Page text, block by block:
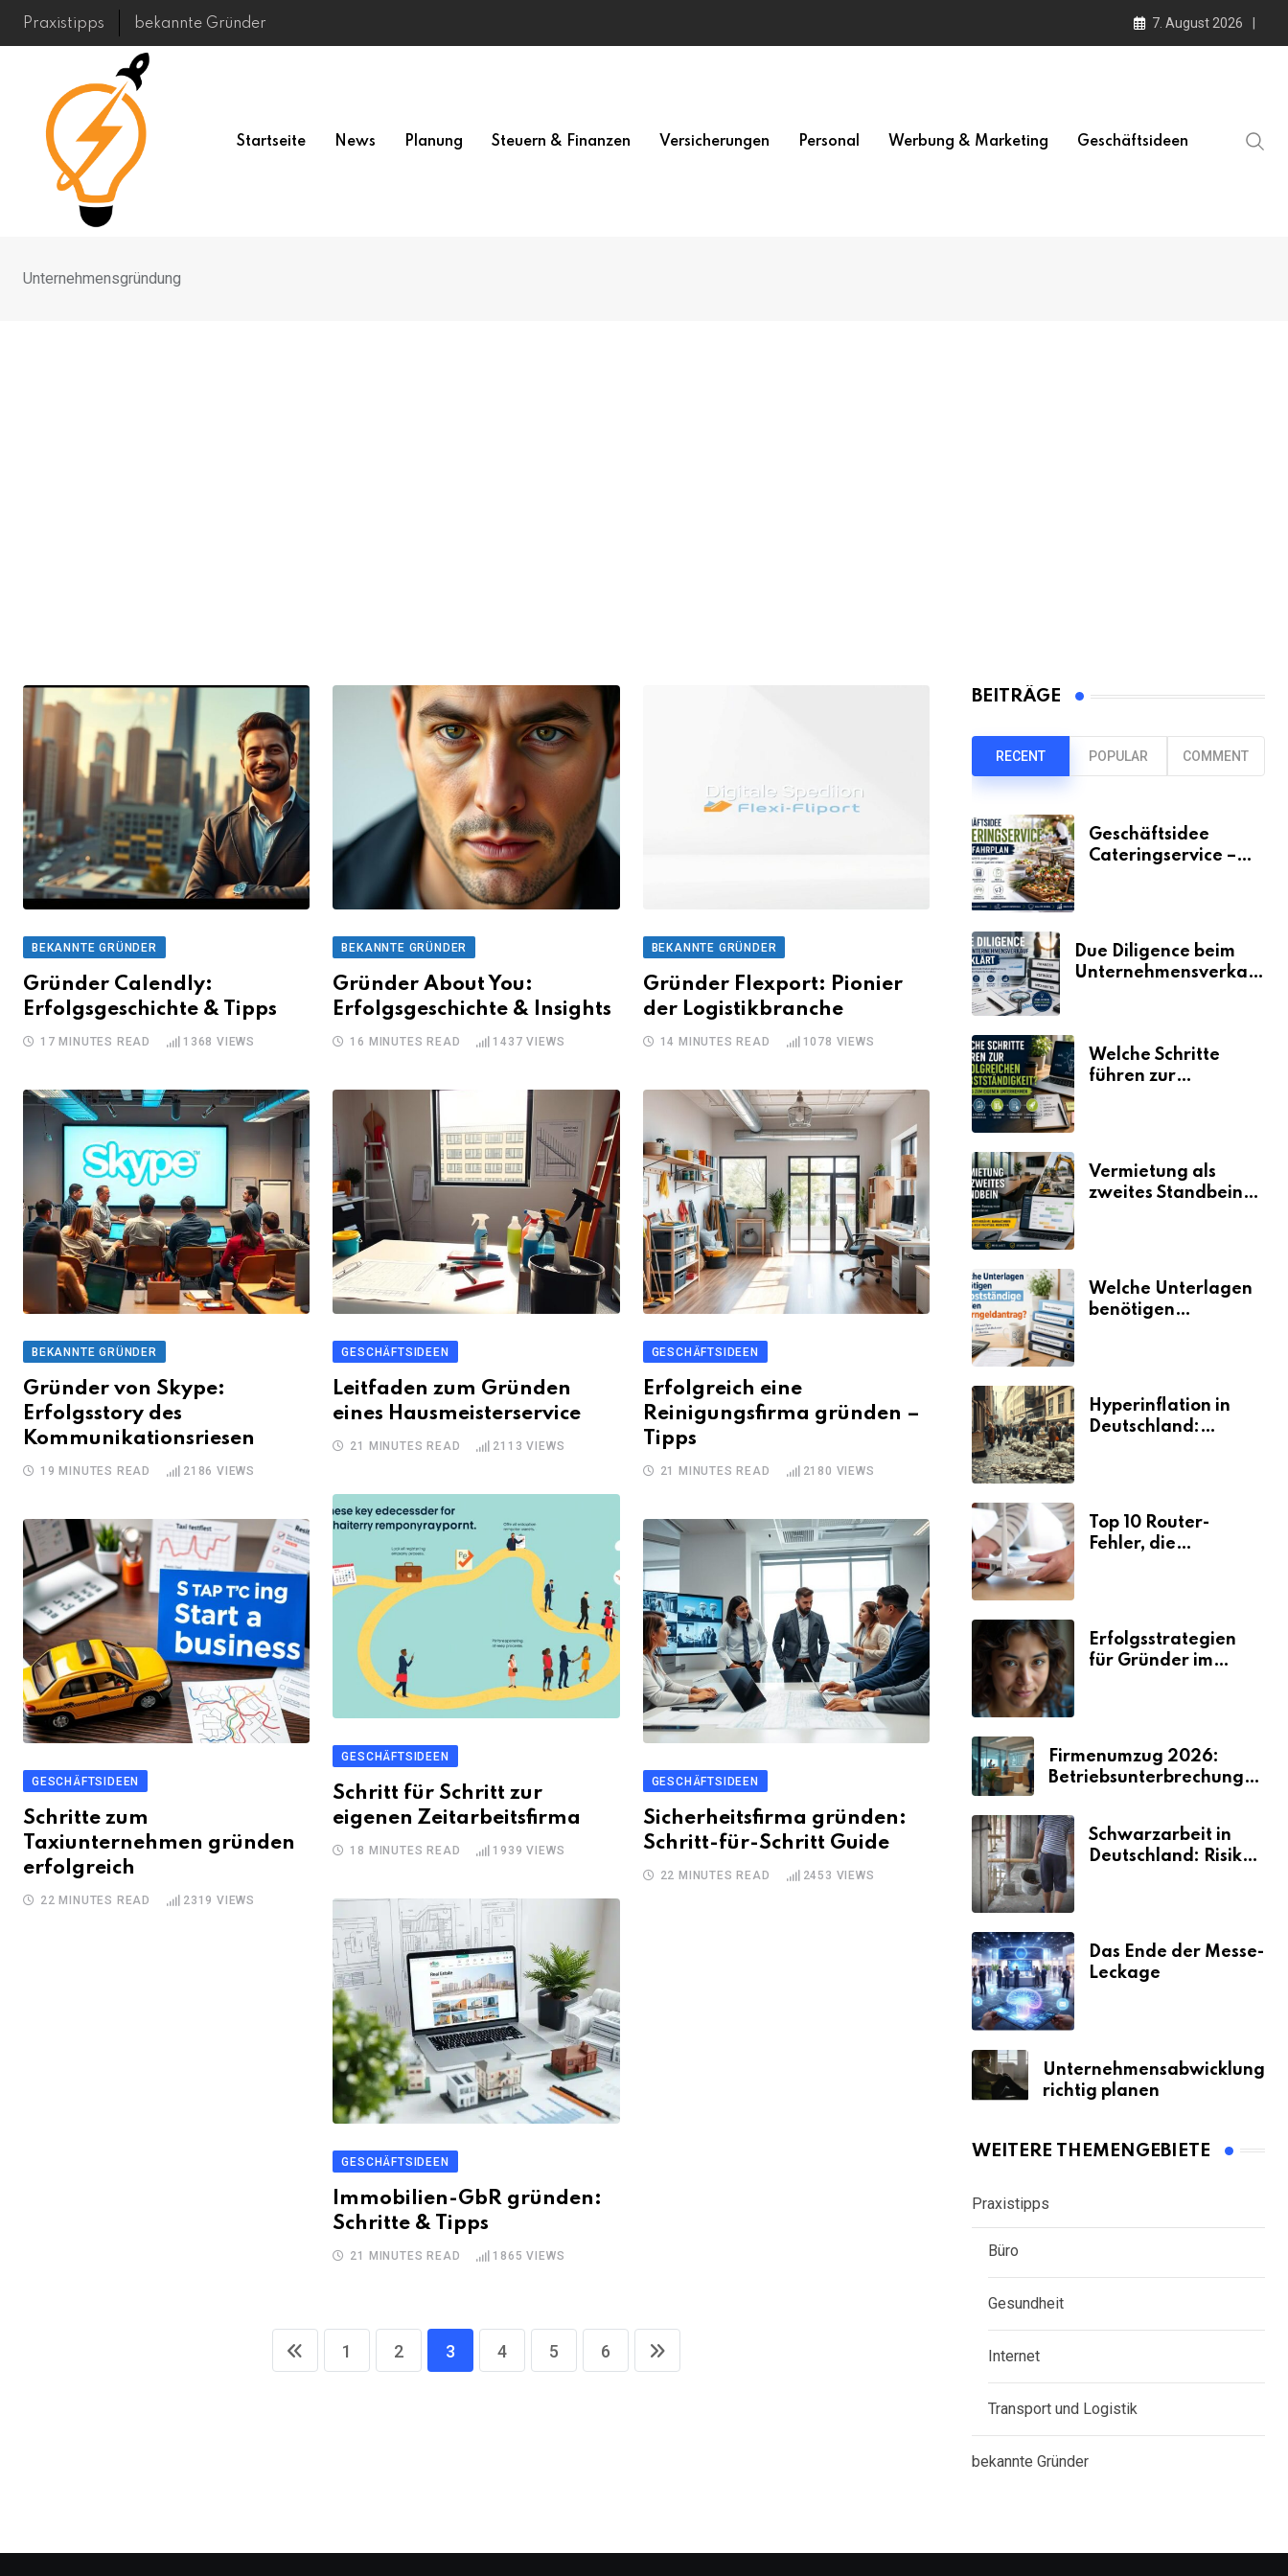
Skip
Praxistipps bekannte Gründer 7. August 2026
Startseite News Planung Steuern & Finanzen Versicherungen Personal Werbung & Marketing Geschäftsideen
Unternehmensgründung
BEKANNTE GRÜNDER
Gründer Calendly:
Erfolgsgeschichte & Tipps
17 MINUTES READ 1368 VIEWS
BEKANNTE GRÜNDER
Gründer About You:
Erfolgsgeschichte & Insights
16 MINUTES READ 1437 VIEWS
BEKANNTE GRÜNDER
Gründer Flexport: Pionier
der Logistikbranche
14 MINUTES READ 1078 VIEWS
BEKANNTE GRÜNDER
Gründer von Skype:
Erfolgsstory des
Kommunikationsriesen
19 MINUTES READ 2186 VIEWS
GESCHÄFTSIDEEN
Leitfaden zum Gründen
eines Hausmeisterservice
21 MINUTES READ 2113 VIEWS
GESCHÄFTSIDEEN
Erfolgreich eine
Reinigungsfirma gründen –
Tipps
21 MINUTES READ 2180 VIEWS
GESCHÄFTSIDEEN
Schritt für Schritt zur
eigenen Zeitarbeitsfirma
18 MINUTES READ 1939 VIEWS
GESCHÄFTSIDEEN
Schritte zum
Taxiunternehmen gründen
erfolgreich
22 MINUTES READ 2319 VIEWS
GESCHÄFTSIDEEN
Sicherheitsfirma gründen:
Schritt-für-Schritt Guide
22 MINUTES READ 2453 VIEWS
GESCHÄFTSIDEEN
Immobilien-GbR gründen:
Schritte & Tipps
21 MINUTES READ 1865 VIEWS
1 2 3 4 5 6
BEITRÄGE
RECENT POPULAR COMMENT
Geschäftsidee
Cateringservice –
Due Diligence beim
Unternehmensverkauf
Welche Schritte
führen zur
Vermietung als
zweites Standbein:
Umsätze machen
Welche Unterlagen
benötigen
Hyperinflation in
Deutschland:
Top 10 Router-
Fehler, die
Erfolgsstrategien
für Gründer im
Firmenumzug 2026:
Betriebsunterbrechungen
Schwarzarbeit in
Deutschland: Risiken
Das Ende der Messe-
Leckage
Unternehmensabwicklung
richtig planen
WEITERE THEMENGEBIETE
Praxistipps
Büro
Gesundheit
Internet
Transport und Logistik
bekannte Gründer